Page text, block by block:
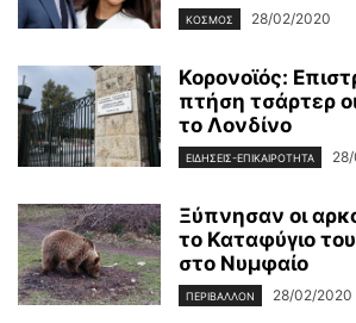
ΚΌΣΜΟΣ 28/02/2020
Κορονοϊός:
πτήση τσάρτερ
το Λονδίνο
ΕΙΔΉΣΕΙΣ-ΕΠΙΚΑΙΡΌΤΗΤΑ
Ξύπνησαν οι
το Καταφύγιο
στο Νυμφαίο
ΠΕΡΙΒΆΛΛΟΝ 28/02/2020